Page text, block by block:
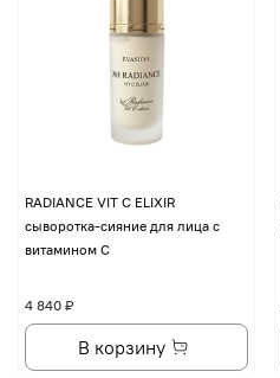
RADIANCE VIT C ELIXIR
сыворотка-сияние для лица с
витамином С
4 840 ₽
В корзину